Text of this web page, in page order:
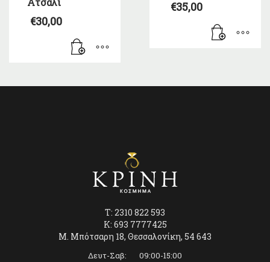
€30,00
€35,00
T: 2310 822 593
K: 693 7777425
Μ. Μπότσαρη 18, Θεσσαλονίκη, 54 643
Δευτ-Σαβ: 09:00-15:00